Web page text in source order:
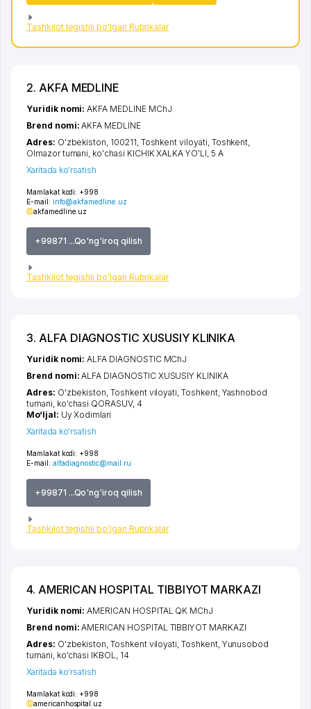
Tashkilot tegishli bo'lgan Rubrikalar
2. AKFA MEDLINE
Mamlakat kodi: +998
E-mail: info@akfamedline.uz
akfamedline.uz
+99871 ...Qo'ng'iroq qilish
Tashkilot tegishli bo'lgan Rubrikalar
Yuridik nomi:AKFA MEDLINE MChJ
Brend nomi:AKFA MEDLINE
Adres: O'zbekiston, 100211, Toshkent viloyati Toshkent
Olmazor tumani ko'chasi KICHIK XALKA YO'LI , 5 А
Xaritada ko'rsatish
3. ALFA DIAGNOSTIC XUSUSIY KLINIKA
Mamlakat kodi: +998
E-mail: alfadiagnostic@mail.ru
+99871 ...Qo'ng'iroq qilish
Tashkilot tegishli bo'lgan Rubrikalar
Yuridik nomi:ALFA DIAGNOSTIC MChJ
Brend nomi:ALFA DIAGNOSTIC XUSUSIY KLINIKA
Adres: O'zbekiston,Toshkent viloyati,Toshkent, Yashnobod
tumani, ko'chasi QORASUV, 4
Mo‘ljal: Uy Xodimlari
Xaritada ko'rsatish
4. AMERICAN HOSPITAL TIBBIYOT MARKAZI
Mamlakat kodi: +998
americanhospital.uz
Yuridik nomi:AMERICAN HOSPITAL QK MChJ
Brend nomi:AMERICAN HOSPITAL TIBBIYOT MARKAZI
Adres: O'zbekiston,Toshkent viloyati,Toshkent, Yunusobod
tumani, ko'chasi IKBOL, 14
Xaritada ko'rsatish